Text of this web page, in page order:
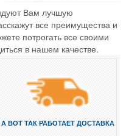
Вам лучшую
все преимущества и
потрогать все своими
в нашем качестве.
А ВОТ ТАК РАБОТАЕТ ДОСТАВКА